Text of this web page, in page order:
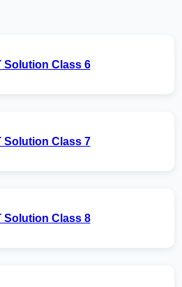
Solution Class 6
Solution Class 7
Solution Class 8